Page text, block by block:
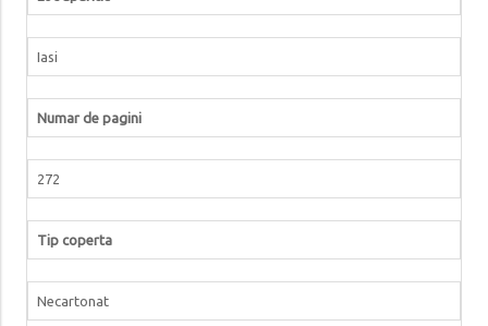
Iasi
Numar de pagini
272
Tip coperta
Necartonat